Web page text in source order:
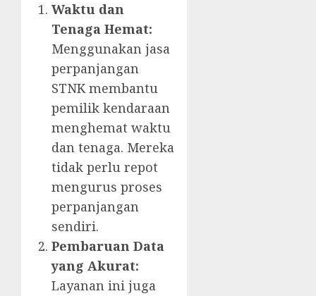
Waktu dan
Tenaga Hemat:
Menggunakan jasa
perpanjangan
STNK membantu
pemilik kendaraan
menghemat waktu
dan tenaga. Mereka
tidak perlu repot
mengurus proses
perpanjangan
sendiri.
Pembaruan Data
yang Akurat:
Layanan ini juga